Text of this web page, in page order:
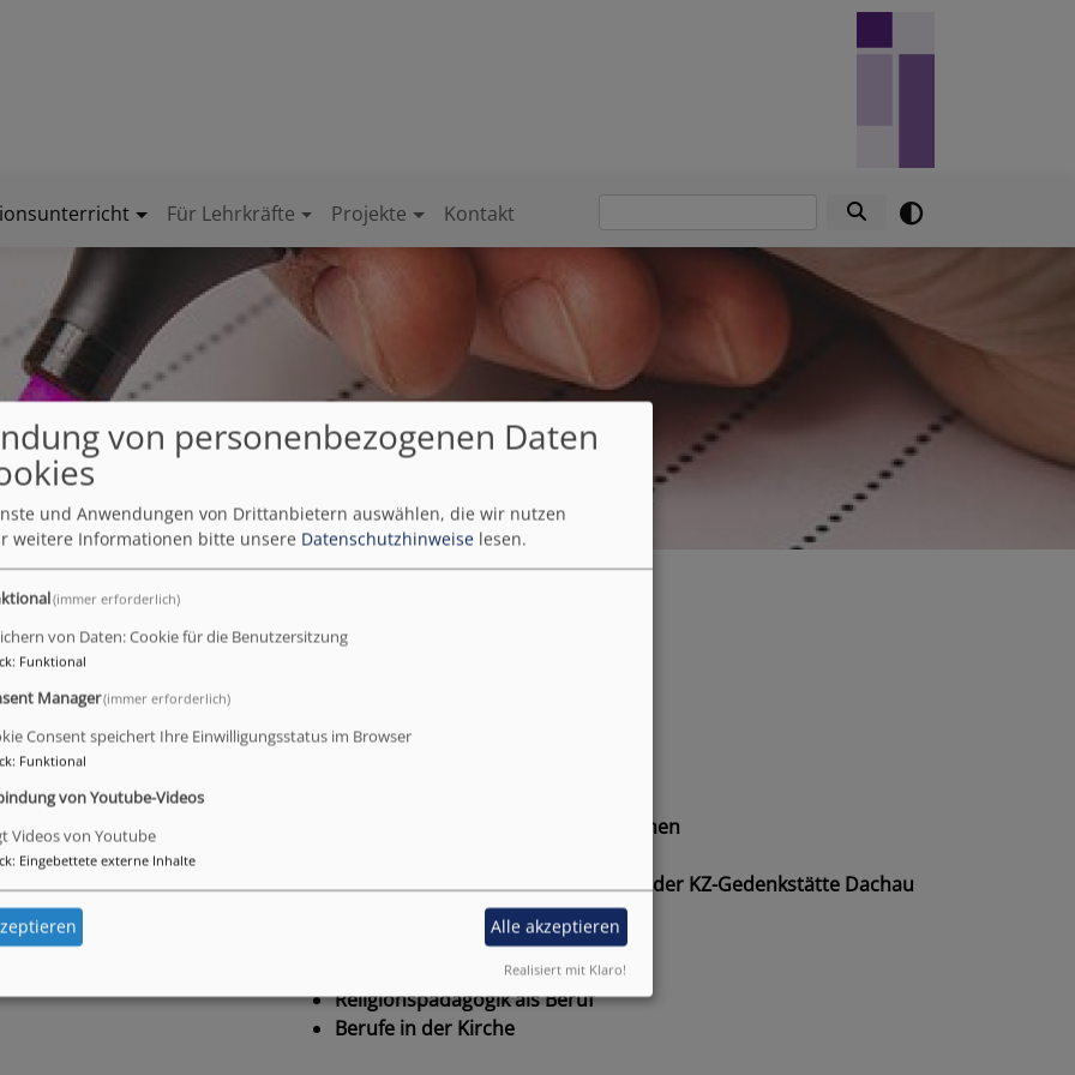
Für Lehrkräfte Projekte Kontakt
zu Schule und Kirche
Kirche
Evang.-Luth. Dekanatsbezirk München
Evang.-Luth. Versöhnungskirche in der KZ-Gedenkstätte Dachau
Evangelische Jugend Bayern
Amt für Gemeindedienst
Gottesdienstinstitut
Religionspädagogik als Beruf
Berufe in der Kirche
von personenbezogenen Daten
und Anwendungen von Drittanbietern auswählen, die wir nutzen
weitere Informationen bitte unsere Datenschutzhinweise lesen.
(immer erforderlich)
von Daten: Cookie für die Benutzersitzung
: Funktional
Manager(immer erforderlich)
Consent speichert Ihre Einwilligungsstatus im Browser
: Funktional
von Youtube-Videos
Videos von Youtube
: Eingebettete externe Inhalte
Alle akzeptieren
Realisiert mit Klaro!